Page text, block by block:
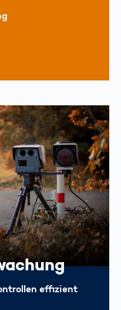
effizient